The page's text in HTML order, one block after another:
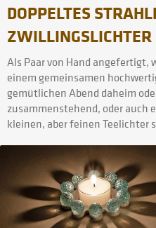
DOPPELTES
ZWILLINGSLICHTER
Als Paar von Hand angefertigt,
einem gemeinsamen
gemütlichen Abend daheim
zusammenstehend, oder auch
kleinen, aber feinen Teelichter